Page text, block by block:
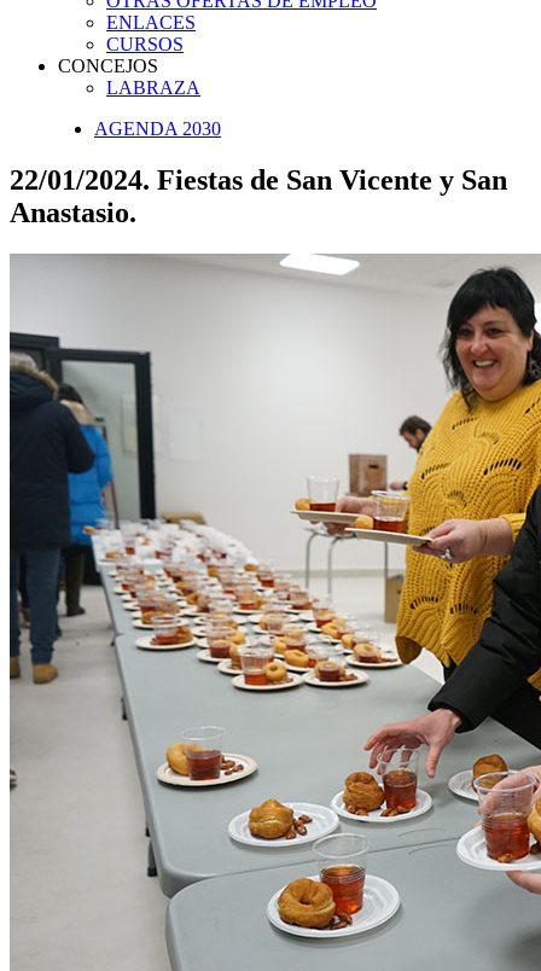
ENLACES
CURSOS
CONCEJOS
LABRAZA
AGENDA 2030
22/01/2024. Fiestas de San Vicente y San
Anastasio.